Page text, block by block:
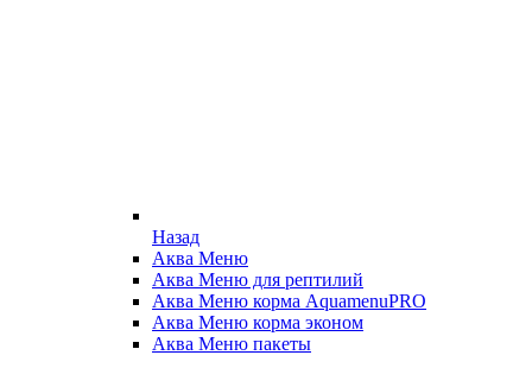
Назад
Аква Меню
Аква Меню для рептилий
Аква Меню корма AquamenuPRO
Аква Меню корма эконом
Аква Меню пакеты